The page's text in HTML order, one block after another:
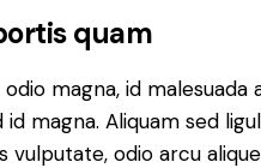
quam
magna, id malesuada
magna. Aliquam sed
vulputate, odio arcu